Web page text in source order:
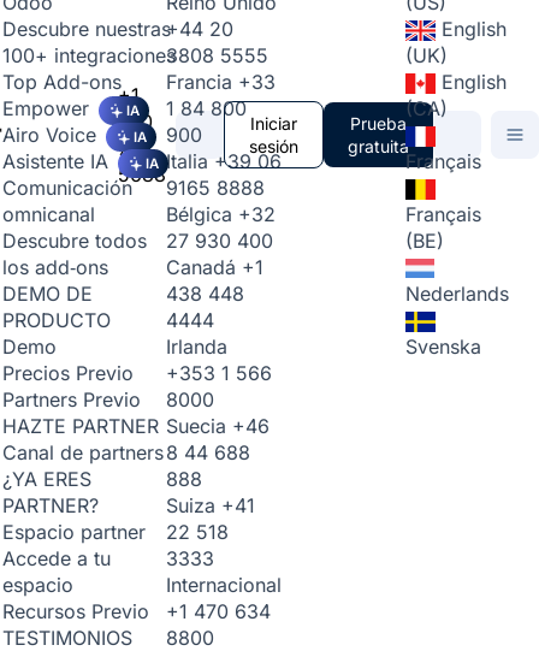
Descubre nuestras
100+ integraciones
Top Add-ons
Empower
IA
Airo Voice IA
Asistente IA IA
Comunicación
omnicanal
Descubre todos
los add‑ons
DEMO DE
PRODUCTO
Demo
Precios Previo
Partners Previo
HAZTE PARTNER
Canal de partners
¿YA ERES
PARTNER?
Espacio partner
Accede a tu
espacio
Recursos Previo
TESTIMONIOS
+1
470
763
5688
+44 20
3808 5555
Francia +33
1 84 800
900
Italia +39 06
9165 8888
Bélgica +32
27 930 400
Canadá +1
438 448
4444
Irlanda
+353 1 566
8000
Suecia +46
8 44 688
888
Suiza +41
22 518
3333
Internacional
+1 470 634
8800
Iniciar
sesión
Prueba
gratuita
English
(UK)
English
(CA)
Français
Français
(BE)
Nederlands
Svenska